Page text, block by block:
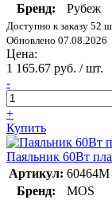
Бренд:
Рубеж
Доступно к заказу 52
Обновлено 07.08.2026
Цена:
1 165.67 руб. / шт.
-
+
Купить
Паяльник 60Вт
Артикул: 60464М
Бренд:
MOS